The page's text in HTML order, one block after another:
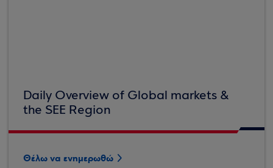
Daily Overview of Global markets &
the SEE Region
Θέλω να ενημερωθώ